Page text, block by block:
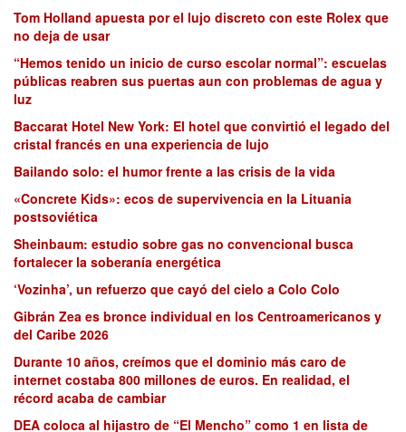
Tom Holland apuesta por el lujo discreto con este Rolex que
no deja de usar
“Hemos tenido un inicio de curso escolar normal”: escuelas
públicas reabren sus puertas aun con problemas de agua y
luz
Baccarat Hotel New York: El hotel que convirtió el legado del
cristal francés en una experiencia de lujo
Bailando solo: el humor frente a las crisis de la vida
«Concrete Kids»: ecos de supervivencia en la Lituania
postsoviética
Sheinbaum: estudio sobre gas no convencional busca
fortalecer la soberanía energética
‘Vozinha’, un refuerzo que cayó del cielo a Colo Colo
Gibrán Zea es bronce individual en los Centroamericanos y
del Caribe 2026
Durante 10 años, creímos que el dominio más caro de
internet costaba 800 millones de euros. En realidad, el
récord acaba de cambiar
DEA coloca al hijastro de “El Mencho” como 1 en lista de